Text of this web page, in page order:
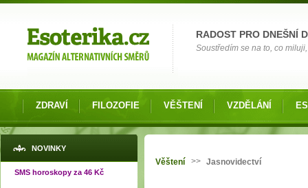
RADOST PRO DNEŠNÍ
Soustředím se na to, co
ZDRAVÍ FILOZOFIE VĚŠTENÍ VZDĚLÁNÍ
NOVINKY
SMS horoskopy za 46 Kč
Věštení >> Jasnovidectví